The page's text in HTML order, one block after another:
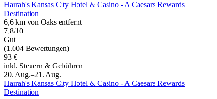
Harrah's Kansas City Hotel & Casino - A Caesars Rewards
Destination
6,6 km von Oaks entfernt
7,8/10
Gut
(1.004 Bewertungen)
93 €
inkl. Steuern & Gebühren
20. Aug.–21. Aug.
Harrah's Kansas City Hotel & Casino - A Caesars Rewards
Destination